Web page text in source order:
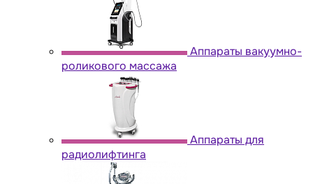
Аппараты вакуумно-
роликового массажа
Аппараты для
радиолифтинга